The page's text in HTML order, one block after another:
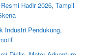
Hadir 2026, Tampil
Industri Pendukung,